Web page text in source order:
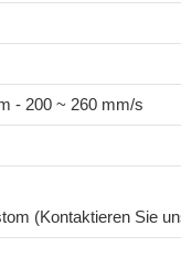
- 200 ~ 260 mm/s
(Kontaktieren Sie